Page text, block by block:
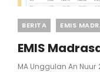
Categories
BERITA EMIS
EMIS
MA Unggulan An Nuur